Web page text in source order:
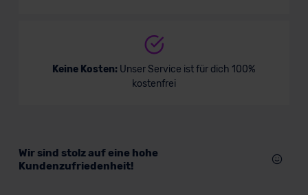
Keine Kosten: Unser Service ist für dich 100%
kostenfrei
Wir sind stolz auf eine hohe
Kundenzufriedenheit!